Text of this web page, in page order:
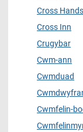
Cross Hands
Cross Inn
Crugybar
Cwm-ann
Cwmduad
Cwmfelin-